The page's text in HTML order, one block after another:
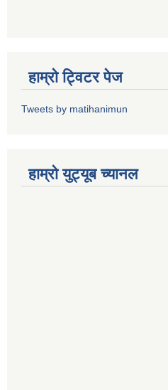
हाम्राे ट्विटर पेज
Tweets by matihanimun
हाम्रो युट्यूब च्यानल